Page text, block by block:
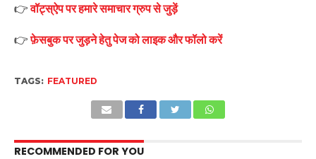
👉वॉट्स्ऐप पर हमारे समाचार ग्रुप से जुड़ें
👉फ़ेसबुक पर जुड़ने हेतु पेज को लाइक और फॉलो करें
TAGS: FEATURED
RECOMMENDED FOR YOU